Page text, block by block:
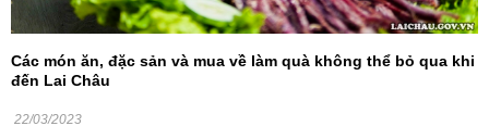
Các món ăn, đặc sản và mua về làm quà không thể bỏ qua khi
đến Lai Châu
22/03/2023